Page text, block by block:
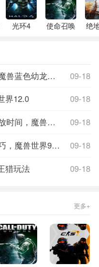
光环4 使命召唤 绝
09-18
色幼龙坐骑
09-18
界12.0
09-18
军团再临数据库
09-18
世界9.1磨难词缀
09-18
猎玩法
更多+